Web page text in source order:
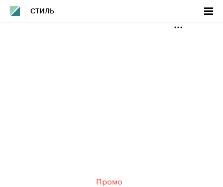
СТИЛЬ
Промо